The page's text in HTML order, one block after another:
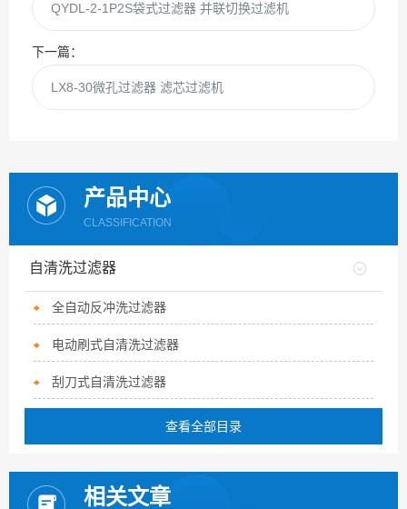
QYDL-2-1P2S袋式过滤器 并联切换过滤机
下一篇：
LX8-30微孔过滤器 滤芯过滤机
产品中心
CLASSIFICATION
自清洗过滤器
全自动反冲洗过滤器
电动刷式自清洗过滤器
刮刀式自清洗过滤器
查看全部目录
相关文章